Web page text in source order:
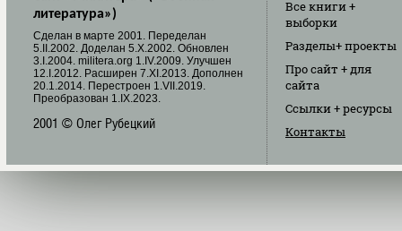
литература»)
Cделан в марте 2001. Переделан
5.II.2002. Доделан 5.X.2002. Обновлен
3.I.2004. militera.org 1.IV.2009. Улучшен
12.I.2012. Расширен 7.XI.2013. Дополнен
20.1.2014. Перестроен 1.VII.2019.
Преобразован 1.IX.2023.
2001 © Олег Рубецкий
Все книги+
выборки
Разделы+ проекты
Про сайт + для
сайта
Ссылки+ ресурсы
Контакты